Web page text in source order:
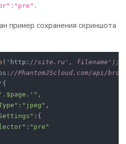
пример сохранения скриншота
('http: //site.ru',
//PhantomJScloud.com/api/
,
: "jpeg" ,
:{
: "pre"